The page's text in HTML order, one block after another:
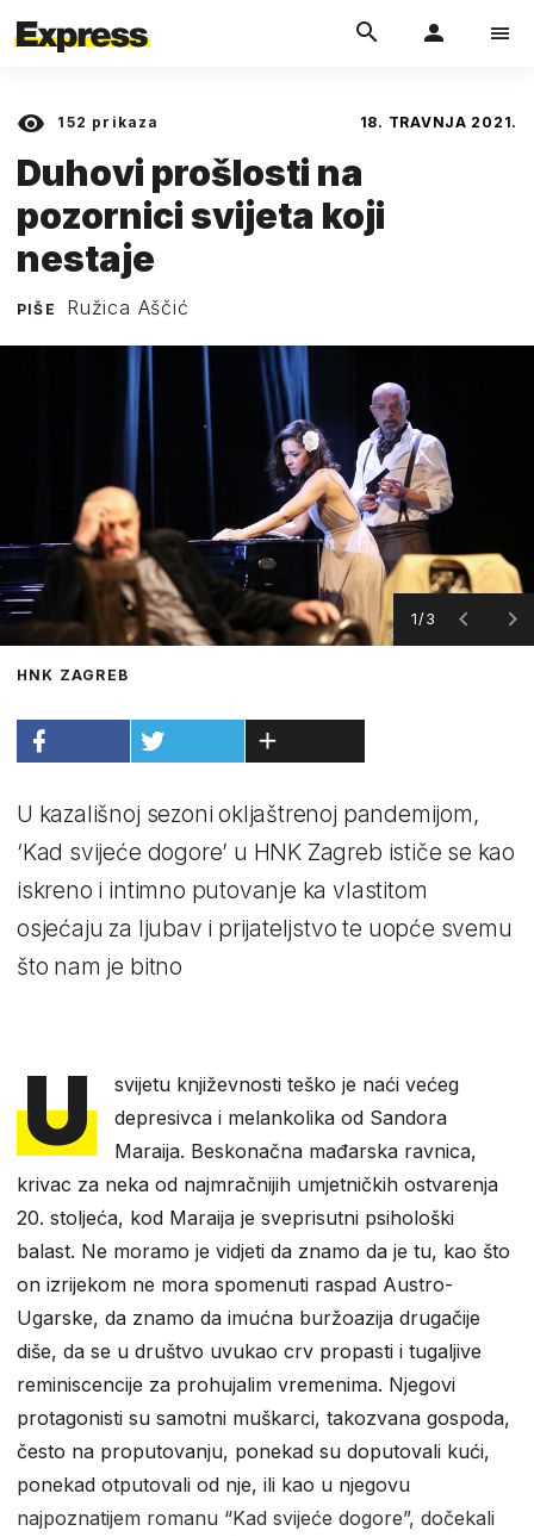
152 prikaza 18. TRAVNJA 2021.
Duhovi prošlosti na
pozornici svijeta koji
nestaje
PIŠE Ružica Aščić
1/3
HNK ZAGREB
U kazališnoj sezoni okljaštrenoj pandemijom,
‘Kad svijeće dogore’ u HNK Zagreb ističe se kao
iskreno i intimno putovanje ka vlastitom
osjećaju za ljubav i prijateljstvo te uopće svemu
što nam je bitno
U
svijetu književnosti teško je naći većeg
depresivca i melankolika od Sandora
Maraija. Beskonačna mađarska ravnica,
krivac za neka od najmračnijih umjetničkih ostvarenja
20. stoljeća, kod Maraija je sveprisutni psihološki
balast. Ne moramo je vidjeti da znamo da je tu, kao što
on izrijekom ne mora spomenuti raspad Austro-
Ugarske, da znamo da imućna buržoazija drugačije
diše, da se u društvo uvukao crv propasti i tugaljive
reminiscencije za prohujalim vremenima. Njegovi
protagonisti su samotni muškarci, takozvana gospoda,
često na proputovanju, ponekad su doputovali kući,
ponekad otputovali od nje, ili kao u njegovu
najpoznatijem romanu “Kad svijeće dogore”, dočekali